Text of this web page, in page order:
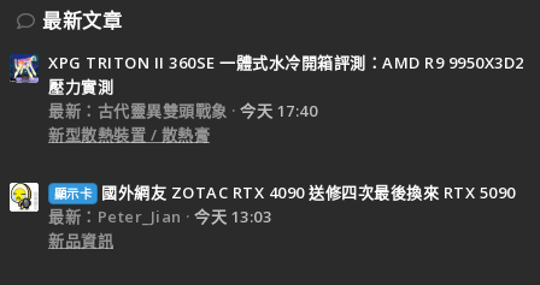
最新文章
XPG TRITON II 360SE 一體式水冷開箱評測：AMD R9 9950X3D2
壓力實測
最新：古代靈異雙頭戰象
今天 17:40
新型散熱裝置 / 散熱膏
顯示卡
國外網友 ZOTAC RTX 4090 送修四次最後換來 RTX 5090
最新：Peter_Jian
今天 13:03
新品資訊